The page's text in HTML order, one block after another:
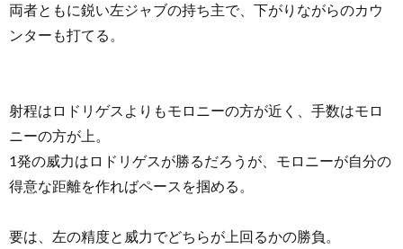
両者ともに鋭い左ジャブの持ち主で、下がりながらのカウ
ンターも打てる。
射程はロドリゲスよりもモロニーの方が近く、手数はモロ
ニーの方が上。
1発の威力はロドリゲスが勝るだろうが、モロニーが自分の
得意な距離を作ればペースを掴める。
要は、左の精度と威力でどちらが上回るかの勝負。